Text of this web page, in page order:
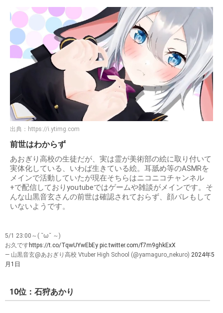
出典： https://i.ytimg.com
前世はわからず
あおぎり高校の生徒だが、実は霊が美術部の絵に取り付いて
実体化している、いわば生きている絵。耳舐め等のASMRを
メインで活動していたが現在そちらはニコニコチャンネル
+で配信しておりyoutubeではゲームや雑談がメインです。そ
んな山黒音玄さんの前世は確認されておらず、顔バレもして
いないようです。
5/1 23:00～( ˘ω˘ ～)
お久です https://t.co/TqwUYwEbEy pic.twitter.com/f7m9ghkExX
— 山黒音玄@あおぎり高校 Vtuber High School (@yamaguro_nekuro) 2024年5
月1日
10位：石狩あかり